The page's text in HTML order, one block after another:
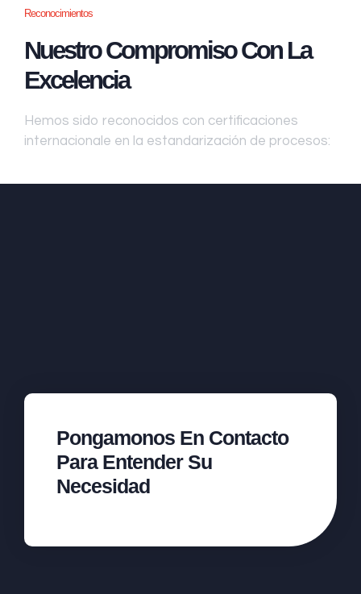
Reconocimientos
Nuestro Compromiso Con La
Excelencia
Hemos sido reconocidos con certificaciones
internacionale en la estandarización de procesos:
Pongamonos En Contacto
Para Entender Su
Necesidad